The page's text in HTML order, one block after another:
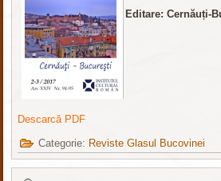
Editare: Cernăuți-
Descarcă PDF
Categorie: Reviste Glasul Bucovinei